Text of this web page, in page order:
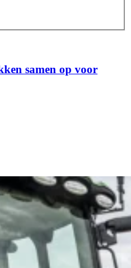
samen op voor